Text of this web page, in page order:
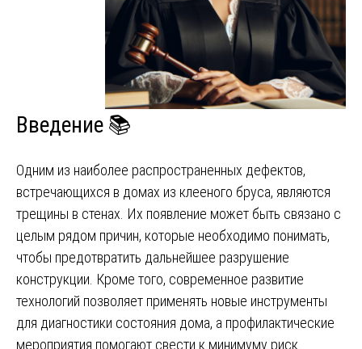
Введение 📚
Одним из наиболее распространенных дефектов,
встречающихся в домах из клееного бруса, являются
трещины в стенах. Их появление может быть связано с
целым рядом причин, которые необходимо понимать,
чтобы предотвратить дальнейшее разрушение
конструкции. Кроме того, современное развитие
технологий позволяет применять новые инструменты
для диагностики состояния дома, а профилактические
мероприятия помогают свести к минимуму риск